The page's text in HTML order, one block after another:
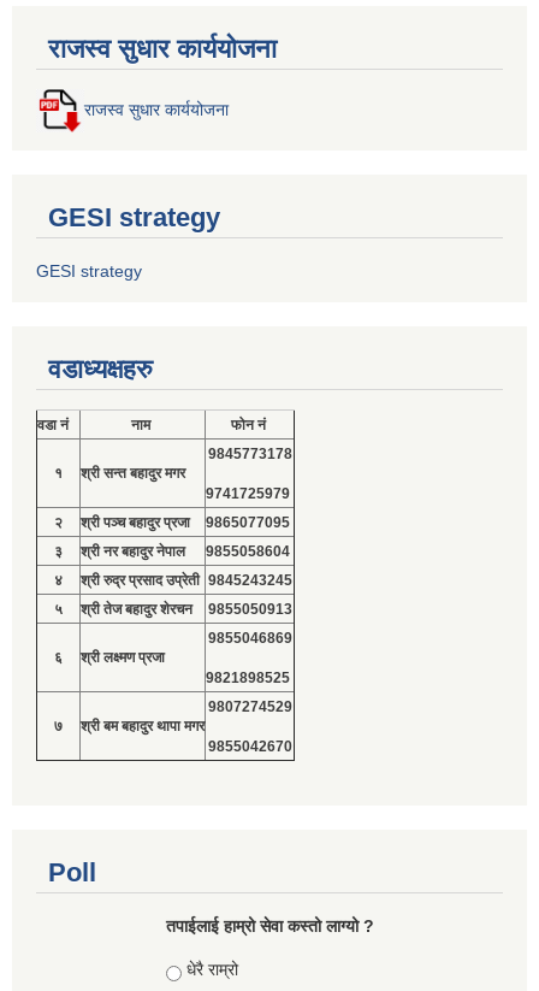
राजस्व सुधार कार्ययोजना
राजस्व सुधार कार्ययोजना
GESI strategy
GESI strategy
वडाध्यक्षहरु
वडा नं नाम फोन नं
१ श्री सन्त बहादुर मगर
9845773178
9741725979
२
श्री पञ्च बहादुर प्रजा
9865077095
३
श्री नर बहादुर नेपाल
9855058604
४
श्री रुद्र प्रसाद उप्रेती 9845243245
५
श्री तेज बहादुर शेरचन 9855050913
६ श्री लक्ष्मण प्रजा
9855046869
9821898525
७ श्री बम बहादुर थापा मगर
9807274529
9855042670
Poll
तपाईलाई हाम्रो सेवा कस्तो लाग्यो ?
Choices
धेरै राम्रो